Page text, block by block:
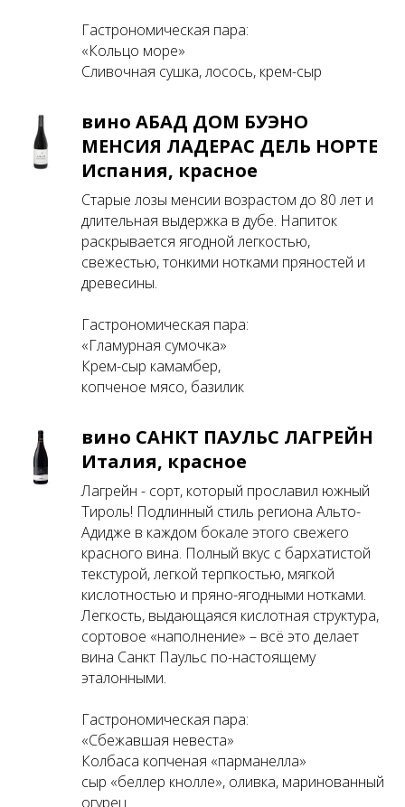
Гастрономическая пара:
«Кольцо море»
Сливочная сушка, лосось, крем-сыр
вино АБАД ДОМ БУЭНО
МЕНСИЯ ЛАДЕРАС ДЕЛЬ НОРТЕ
Испания, красное
Старые лозы менсии возрастом до 80 лет и
длительная выдержка в дубе. Напиток
раскрывается ягодной легкостью,
свежестью, тонкими нотками пряностей и
древесины.
Гастрономическая пара:
«Гламурная сумочка»
Крем-сыр камамбер,
копченое мясо, базилик
вино САНКТ ПАУЛЬС ЛАГРЕЙН
Италия, красное
Лагрейн - сорт, который прославил южный
Тироль! Подлинный стиль региона Альто-
Адидже в каждом бокале этого свежего
красного вина. Полный вкус с бархатистой
текстурой, легкой терпкостью, мягкой
кислотностью и пряно-ягодными нотками.
Легкость, выдающаяся кислотная структура,
сортовое «наполнение» – всё это делает
вина Санкт Паульс по-настоящему
эталонными.
Гастрономическая пара:
«Сбежавшая невеста»
Колбаса копченая «парманелла»
сыр «беллер кнолле», оливка, маринованный
огурец